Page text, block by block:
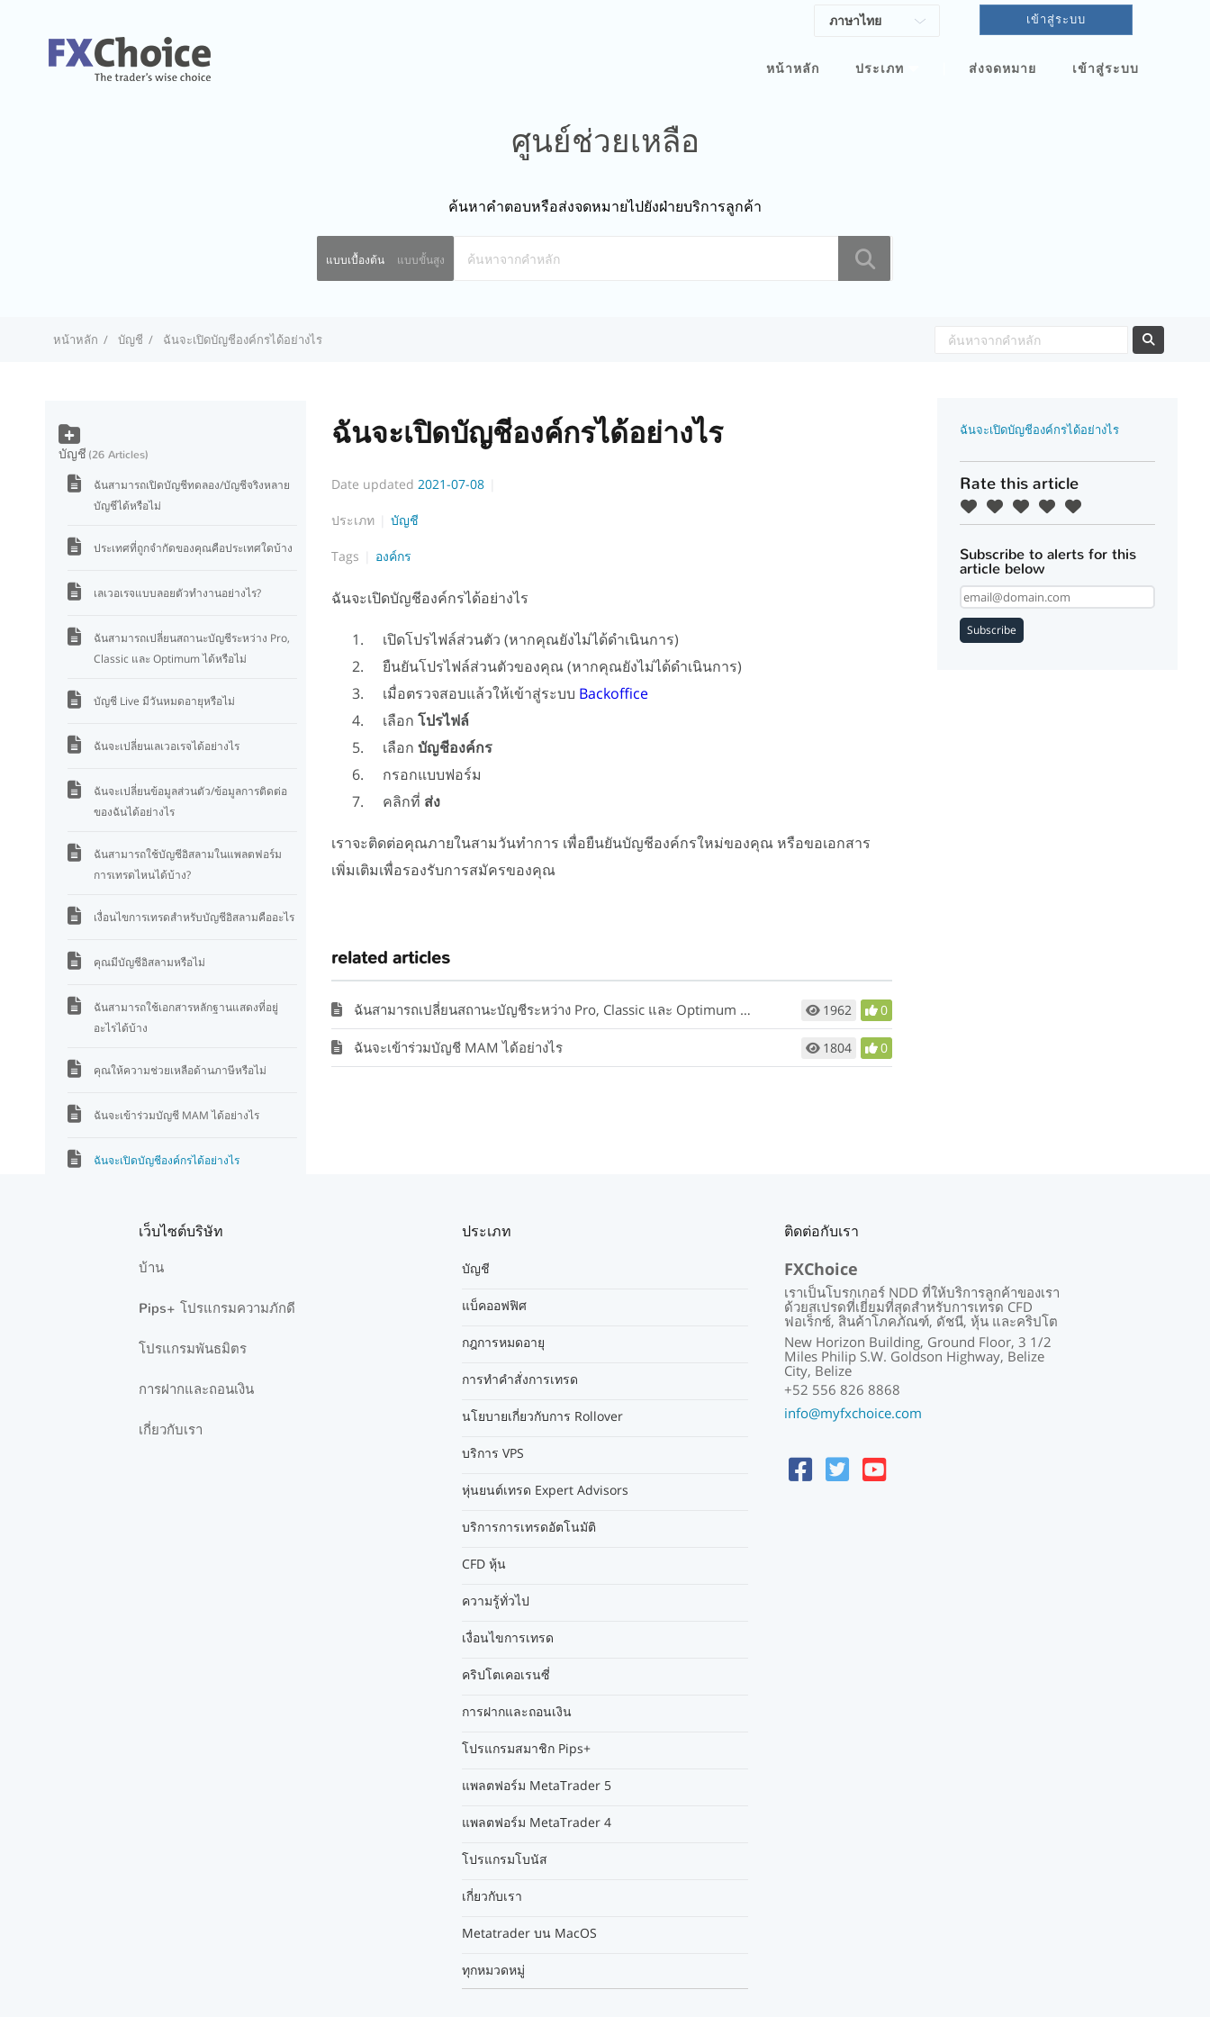
ศูนย์ช่วยเหลือ
ค้นหาคำตอบหรือส่งจดหมายไปยังฝ่ายบริการลูกค้า
แบบเบื้องต้น แบบขั้นสูง
หน้าหลัก ประเภท ส่งจดหมาย เข้าสู่ระบบ
เข้าสู่ระบบ
หน้าหลัก บัญชี ฉันจะเปิดบัญชีองค์กรได้อย่างไร
ฉันจะเปิดบัญชีองค์กรได้อย่างไร
Date updated 2021-07-08
ประเภท บัญชี
Tags องค์กร
ฉันจะเปิดบัญชีองค์กรได้อย่างไร
เปิดโปรไฟล์ส่วนตัว (หากคุณยังไม่ได้ดำเนินการ)
ยืนยันโปรไฟล์ส่วนตัวของคุณ (หากคุณยังไม่ได้ดำเนินการ)
เมื่อตรวจสอบแล้วให้เข้าสู่ระบบ Backoffice
เลือกโปรไฟล์
เลือกบัญชีองค์กร
กรอกแบบฟอร์ม
คลิกที่ ส่ง
เราจะติดต่อคุณภายในสามวันทำการ เพื่อยืนยันบัญชีองค์กรใหม่ของคุณ หรือขอเอกสาร
เพิ่มเติมเพื่อรองรับการสมัครของคุณ
related articles
ฉันสามารถเปลี่ยนสถานะบัญชีระหว่าง Pro, Classic และ Optimum ได้หรือไม่ 1962 0
ฉันจะเข้าร่วมบัญชี MAM ได้อย่างไร 1804 0
ฉันจะเปิดบัญชีองค์กรได้อย่างไร
Rate this article
Subscribe to alerts for this
article below
Subscribe
บัญชี 26 Articles
ฉันสามารถเปิดบัญชีทดลอง/บัญชีจริงหลาย
บัญชีได้หรือไม่
ประเทศที่ถูกจำกัดของคุณคือประเทศใดบ้าง
เลเวอเรจแบบลอยตัวทำงานอย่างไร?
ฉันสามารถเปลี่ยนสถานะบัญชีระหว่าง Pro,
Classic และ Optimum ได้หรือไม่
บัญชี Live มีวันหมดอายุหรือไม่
ฉันจะเปลี่ยนเลเวอเรจได้อย่างไร
ฉันจะเปลี่ยนข้อมูลส่วนตัว/ข้อมูลการติดต่อ
ของฉันได้อย่างไร
ฉันสามารถใช้บัญชีอิสลามในแพลตฟอร์ม
การเทรดไหนได้บ้าง?
เงื่อนไขการเทรดสำหรับบัญชีอิสลามคืออะไร
คุณมีบัญชีอิสลามหรือไม่
ฉันสามารถใช้เอกสารหลักฐานแสดงที่อยู่
อะไรได้บ้าง
คุณให้ความช่วยเหลือด้านภาษีหรือไม่
ฉันจะเข้าร่วมบัญชี MAM ได้อย่างไร
ฉันจะเปิดบัญชีองค์กรได้อย่างไร
คุณนำเสนอบัญชีสเปรดคงที่หรือไม่
ฉันสามารถสร้างรายงานการเทรดจากบัญชี
บัญชีทดลองมีวันหมดอายุใช่หรือไม่
เว็บไซต์บริษัท
บ้าน
Pips+ โปรแกรมความภักดี
โปรแกรมพันธมิตร
การฝากและถอนเงิน
เกี่ยวกับเรา
ประเภท
บัญชี
แบ็คออฟฟิศ
กฎการหมดอายุ
การทำคำสั่งการเทรด
นโยบายเกี่ยวกับการ Rollover
บริการ VPS
หุ่นยนต์เทรด Expert Advisors
บริการการเทรดอัตโนมัติ
CFD หุ้น
ความรู้ทั่วไป
เงื่อนไขการเทรด
คริปโตเคอเรนซี่
การฝากและถอนเงิน
โปรแกรมสมาชิก Pips+
แพลตฟอร์ม MetaTrader 5
แพลตฟอร์ม MetaTrader 4
โปรแกรมโบนัส
เกี่ยวกับเรา
Metatrader บน MacOS
ทุกหมวดหมู่
ติดต่อกับเรา
FXChoice
เราเป็นโบรกเกอร์ NDD ที่ให้บริการลูกค้าของเรา
ด้วยสเปรดที่เยี่ยมที่สุดสำหรับการเทรด CFD
ฟอเร็กซ์, สินค้าโภคภัณฑ์, ดัชนี, หุ้น และคริปโต
New Horizon Building, Ground Floor, 3 1/2
Miles Philip S.W. Goldson Highway, Belize
City, Belize
+52 556 826 8868
info@myfxchoice.com